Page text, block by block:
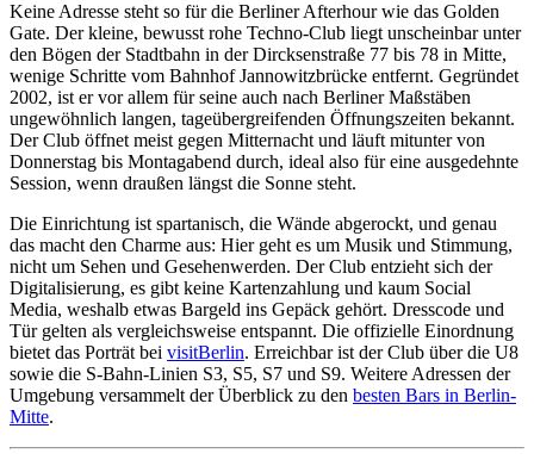
Keine Adresse steht so für die Berliner Afterhour wie das Golden
Gate. Der kleine, bewusst rohe Techno-Club liegt unscheinbar unter
den Bögen der Stadtbahn in der Dircksenstraße 77 bis 78 in Mitte,
wenige Schritte vom Bahnhof Jannowitzbrücke entfernt. Gegründet
2002, ist er vor allem für seine auch nach Berliner Maßstäben
ungewöhnlich langen, tageübergreifenden Öffnungszeiten bekannt.
Der Club öffnet meist gegen Mitternacht und läuft mitunter von
Donnerstag bis Montagabend durch, ideal also für eine ausgedehnte
Session, wenn draußen längst die Sonne steht.
Die Einrichtung ist spartanisch, die Wände abgerockt, und genau
das macht den Charme aus: Hier geht es um Musik und Stimmung,
nicht um Sehen und Gesehenwerden. Der Club entzieht sich der
Digitalisierung, es gibt keine Kartenzahlung und kaum Social
Media, weshalb etwas Bargeld ins Gepäck gehört. Dresscode und
Tür gelten als vergleichsweise entspannt. Die offizielle Einordnung
bietet das Porträt bei visitBerlin. Erreichbar ist der Club über die U8
sowie die S-Bahn-Linien S3, S5, S7 und S9. Weitere Adressen der
Umgebung versammelt der Überblick zu den besten Bars in Berlin-
Mitte.